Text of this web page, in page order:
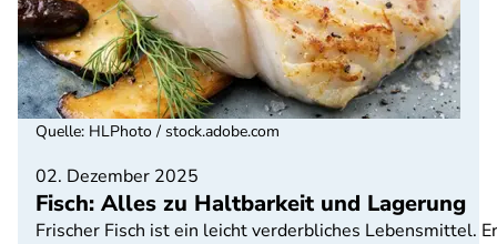
02. Dezember 2025
Fisch: Alles zu Haltbarkeit und Lagerung
Frischer Fisch ist ein leicht verderbliches Lebensmittel.
Quelle: HLPhoto / stock.adobe.com